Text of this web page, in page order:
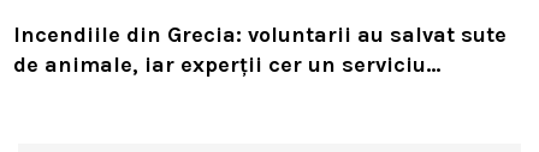
Incendiile din Grecia: voluntarii au salvat sute
de animale, iar experții cer un serviciu